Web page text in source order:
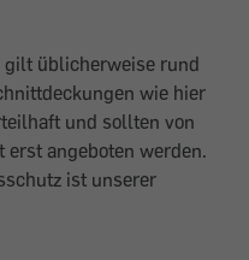
üblicherweise rund
wie hier
und sollten von
angeboten werden.
ist unserer